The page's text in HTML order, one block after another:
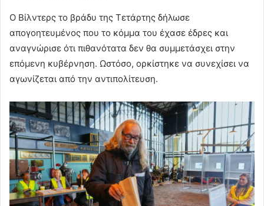
Ο Βίλντερς το βράδυ της Τετάρτης δήλωσε
απογοητευμένος που το κόμμα του έχασε έδρες και
αναγνώρισε ότι πιθανότατα δεν θα συμμετάσχει στην
επόμενη κυβέρνηση. Ωστόσο, ορκίστηκε να συνεχίσει να
αγωνίζεται από την αντιπολίτευση.